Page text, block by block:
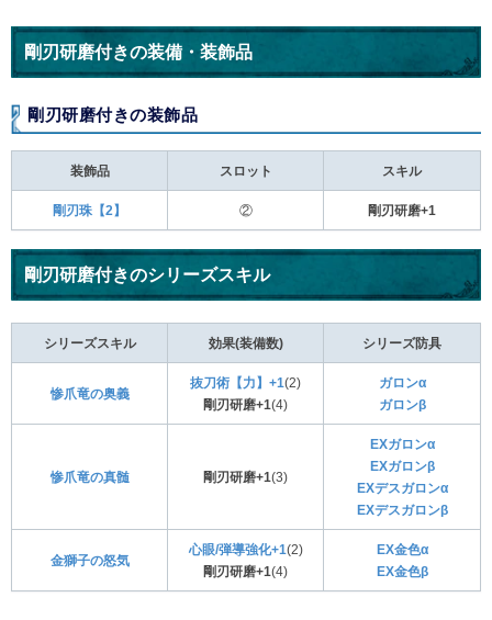
剛刃研磨付きの装備・装飾品
剛刃研磨付きの装飾品
装飾品 スロット スキル
剛刃珠【2】 ② 剛刃研磨+1
剛刃研磨付きのシリーズスキル
シリーズスキル 効果(装備数) シリーズ防具
惨爪竜の奥義
抜刀術【力】+1(2)
剛刃研磨+1(4)
ガロンα
ガロンβ
惨爪竜の真髄 剛刃研磨+1(3)
EXガロンα
EXガロンβ
EXデスガロンα
EXデスガロンβ
金獅子の怒気
心眼/弾導強化+1(2)
剛刃研磨+1(4)
EX金色α
EX金色β